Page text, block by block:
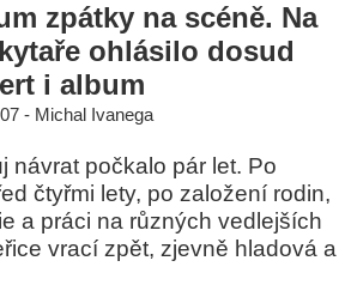
zpátky na scéně. Na
ohlásilo dosud
i album
- Michal Ivanega
návrat počkalo pár let. Po
čtyřmi lety, po založení rodin,
a práci na různých vedlejších
vrací zpět, zjevně hladová a